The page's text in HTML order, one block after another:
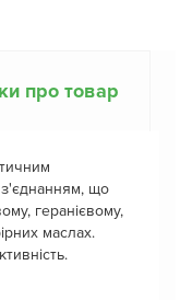
про товар
що
геранієвому,
маслах.